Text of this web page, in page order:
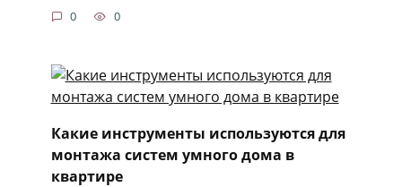
0 0
Какие инструменты используются для
монтажа систем умного дома в
квартире